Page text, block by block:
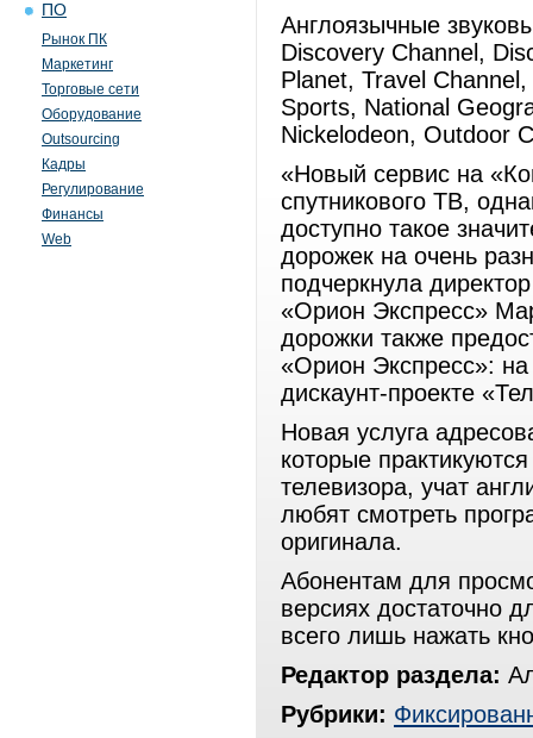
ПО
Рынок ПК
Маркетинг
Торговые сети
Оборудование
Outsourcing
Кадры
Регулирование
Финансы
Web
Англоязычные
Discovery Channel,
Planet, Travel
Sports, National
Nickelodeon, Outdoor
«Новый сервис на
спутникового ТВ,
доступно такое
дорожек на очень
подчеркнула
«Орион Экспресс»
дорожки также
«Орион Экспресс»:
дискаунт-проекте
Новая услуга
которые
телевизора, учат
любят смотреть
оригинала.
Абонентам для
версиях достаточно
всего лишь нажать
Редактор раздела:
Рубрики: